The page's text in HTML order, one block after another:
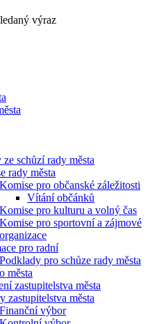
výraz
ze schůzí rady města
rady města
Komise pro občanské záležitosti
Vítání občánků
Komise pro kulturu a volný čas
Komise pro sportovní a zájmové
organizace
pro radní
Podklady pro schůze rady města
města
zastupitelstva města
zastupitelstva města
Finanční výbor